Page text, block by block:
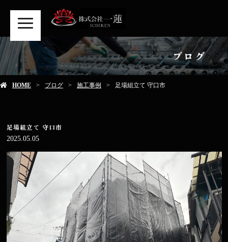
ブログ
HOME ブログ 施工事例 足場組立て 守口市
足場組立て 守口市
2025.05.05